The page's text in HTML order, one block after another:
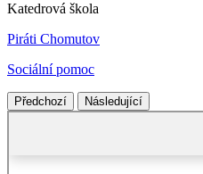
Katedrová škola
Piráti Chomutov
Sociální pomoc
Předchozí Následující